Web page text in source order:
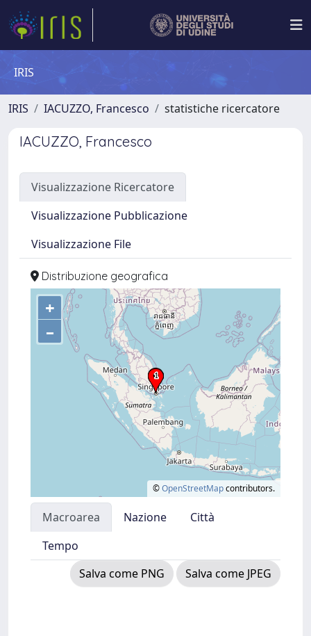
IRIS
IRIS IACUZZO, Francesco statistiche ricercatore
IACUZZO, Francesco
Visualizzazione Ricercatore
Visualizzazione Pubblicazione
Visualizzazione File
Distribuzione geografica
+
–
©OpenStreetMapcontributors.
Macroarea Nazione
Città
Tempo
Salva come PNG
Salva come JPEG